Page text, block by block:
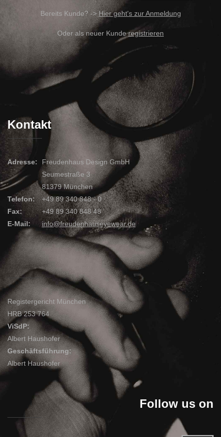
Bereits Kunde? ->Hier geht's zur Anmeldung
Oder als neuer Kunderegistrieren
Kontakt
Adresse:
Telefon:
Fax:
E-Mail:
Freudenhaus Design GmbH
Seumestraße 3
81379 München
+49 89 340 848 - 0
+49 89 340 848 48
info@freudenhauseyewear.de
Registergericht München
HRB 253 764
ViSdP:
Albert Haushofer
Geschäftsführung:
Albert Haushofer
Follow us on